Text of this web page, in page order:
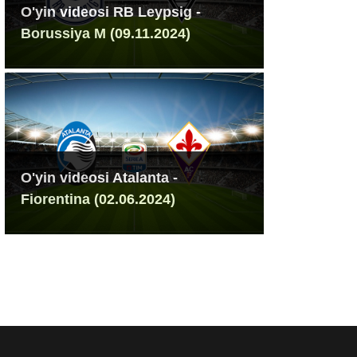
O'yin videosi RB Leypsig -
Borussiya M (09.11.2024)
O'yin videosi Atalanta -
Fiorentina (02.06.2024)